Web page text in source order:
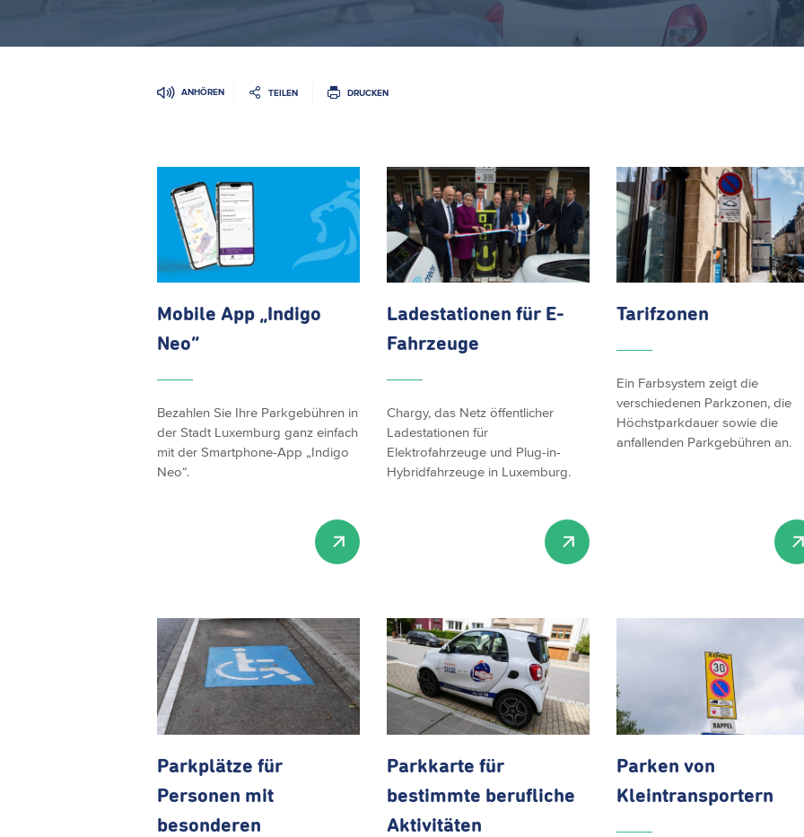
ANHÖREN TEILEN DRUCKEN
Mobile App „Indigo
Neo“
Bezahlen Sie Ihre Parkgebühren in
der Stadt Luxemburg ganz einfach
mit der Smartphone-App „Indigo
Neo“.
Ladestationen für E-
Fahrzeuge
Chargy, das Netz öffentlicher
Ladestationen für
Elektrofahrzeuge und Plug-in-
Hybridfahrzeuge in Luxemburg.
Tarifzonen
Ein Farbsystem zeigt die
verschiedenen Parkzonen, die
Höchstparkdauer sowie die
anfallenden Parkgebühren an.
Parkplätze für
Personen mit
besonderen
Parkkarte für
bestimmte berufliche
Aktivitäten
Parken von
Kleintransportern